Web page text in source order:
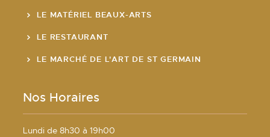
LE MATÉRIEL BEAUX-ARTS
LE RESTAURANT
LE MARCHÉ DE L'ART DE ST GERMAIN
Nos Horaires
Lundi de 8h30 à 19h00